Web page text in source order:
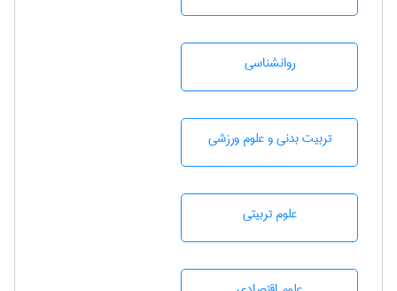
روانشناسی
تربيت بدنی و علوم ورزشی
علوم تربيتی